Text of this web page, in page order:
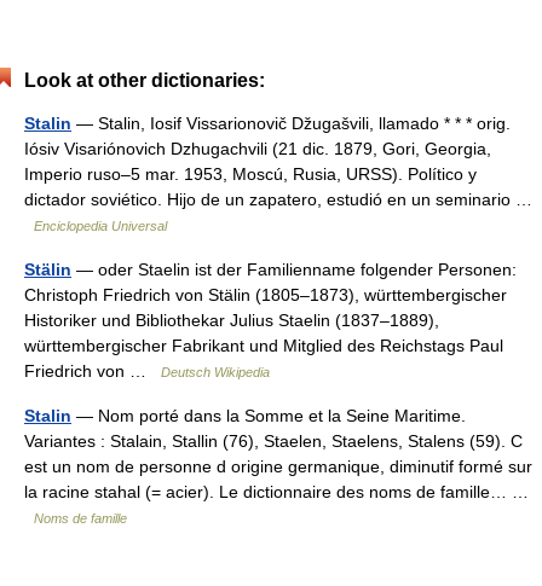
Look at other dictionaries:
Stalin — Stalin, Iosif Vissarionovič Džugašvili, llamado * * * orig.
Iósiv Visariónovich Dzhugachvili (21 dic. 1879, Gori, Georgia,
Imperio ruso–5 mar. 1953, Moscú, Rusia, URSS). Político y
dictador soviético. Hijo de un zapatero, estudió en un seminario …
Enciclopedia Universal
Stälin — oder Staelin ist der Familienname folgender Personen:
Christoph Friedrich von Stälin (1805–1873), württembergischer
Historiker und Bibliothekar Julius Staelin (1837–1889),
württembergischer Fabrikant und Mitglied des Reichstags Paul
Friedrich von …
Deutsch Wikipedia
Stalin — Nom porté dans la Somme et la Seine Maritime.
Variantes : Stalain, Stallin (76), Staelen, Staelens, Stalens (59). C
est un nom de personne d origine germanique, diminutif formé sur
la racine stahal (= acier). Le dictionnaire des noms de famille… …
Noms de famille